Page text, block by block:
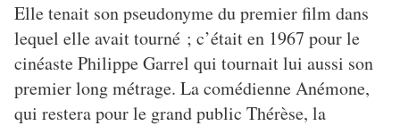
Elle tenait son pseudonyme du premier film dans
lequel elle avait tourné ; c’était en 1967 pour le
cinéaste Philippe Garrel qui tournait lui aussi son
premier long métrage. La comédienne Anémone,
qui restera pour le grand public Thérèse, la